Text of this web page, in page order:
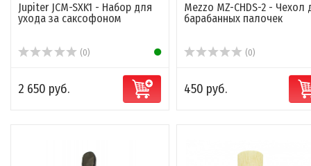
Jupiter JCM-SXK1 - Набор для
ухода за саксофоном
(0)
2 650 руб.
Mezzo MZ-CHDS-2 - Чехол
барабанных палочек
(0)
450 руб.